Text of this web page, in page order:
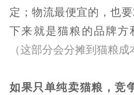
定；物流最便宜的，也
下来就是猫粮的品牌方
（这部分会分摊到猫粮成
如果只单纯卖猫粮，竞